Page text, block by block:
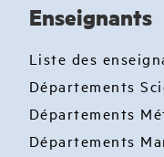
Enseignants
Liste des
Départements
Départements
Départements